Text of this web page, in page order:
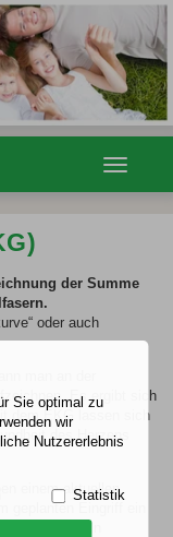
Toggle
der Summe
oder auch
man an der
Es ergibt sich
dem EKG lassen sich
des Herzens
einem aktuellen
geplanten Eingriff ein
erfolgen. In
Sie optimal zu
wir
Nutzererlebnis
Statistik